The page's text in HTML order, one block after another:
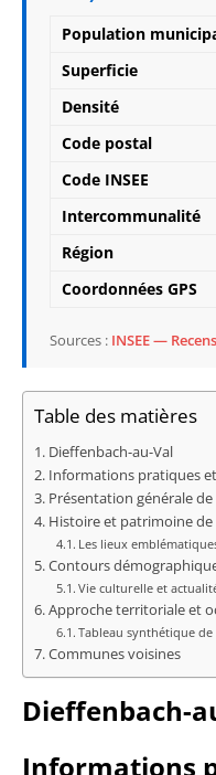
Population
Superficie
Densité
Code postal
Code INSEE
Intercommunalité
Région
Coordonnées GPS
Sources : INSEE —
Table des matières
Dieffenbach-au-Val
Informations pratiques
Présentation générale
Histoire et patrimoine de
Les lieux
Contours
Vie culturelle et
Approche territoriale et
Tableau synthétique
Communes voisines
Dieffenbach-
Informations